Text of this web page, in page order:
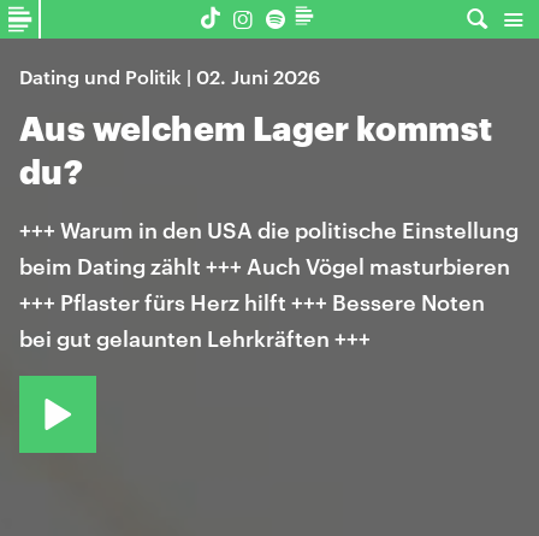
Dating und Politik | 02. Juni 2026
Aus welchem Lager kommst
du?
+++ Warum in den USA die politische Einstellung
beim Dating zählt +++ Auch Vögel masturbieren
+++ Pflaster fürs Herz hilft +++ Bessere Noten
bei gut gelaunten Lehrkräften +++